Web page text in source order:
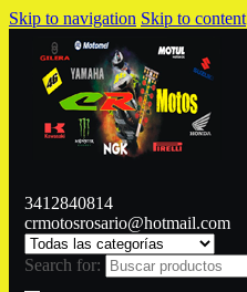
Skip to navigation Skip to content
3412840814
crmotosrosario@hotmail.com
Search for: